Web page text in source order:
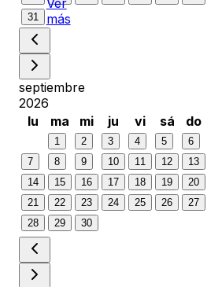
31
septiembre
2026
lu
ma mi ju vi sá do
1 2 3 4 5
6
7
8 9 10 11 12
13
14
15 16 17 18 19
20
21
22 23 24 25 26
27
28
29 30
Ver
más